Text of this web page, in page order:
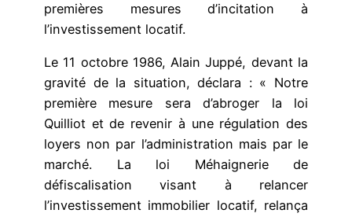
premières mesures d’incitation à
l’investissement locatif.
Le 11 octobre 1986, Alain Juppé, devant la
gravité de la situation, déclara : « Notre
première mesure sera d’abroger la loi
Quilliot et de revenir à une régulation des
loyers non par l’administration mais par le
marché. La loi Méhaignerie de
défiscalisation visant à relancer
l’investissement immobilier locatif, relança